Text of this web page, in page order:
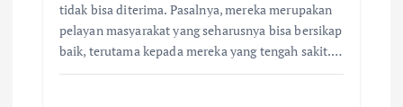
tidak bisa diterima. Pasalnya, mereka merupakan
pelayan masyarakat yang seharusnya bisa bersikap
baik, terutama kepada mereka yang tengah sakit.…